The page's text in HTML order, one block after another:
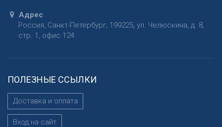
Адрес
Россия, Санкт-Петербург, 199225, ул. Челюскина, д. 8,
стр. 1, офис 124
ПОЛЕЗНЫЕ ССЫЛКИ
Доставка и оплата
Вход на сайт